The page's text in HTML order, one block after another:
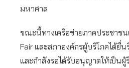
มหาศาล
ขณะนี้ทางเครือข่ายภาคประชาชน
Fair และสภาองค์กรผู้บริโภคได้ยื่น
และกำลังรอได้รับอนุญาตให้เป็นผู้